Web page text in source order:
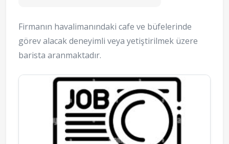
Firmanın havalimanındaki cafe ve büfelerinde
görev alacak deneyimli veya yetiştirilmek üzere
barista aranmaktadır.